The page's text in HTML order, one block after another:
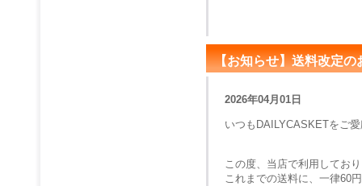
【お知らせ】送料改定の
2026年04月01日
いつもDAILYCASKETをご
この度、当店で利用してお
これまでの送料に、一律60